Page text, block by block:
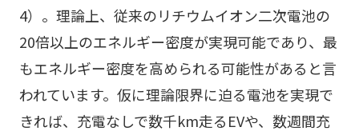
4）。理論上、従来のリチウムイオン二次電池の
20倍以上のエネルギー密度が実現可能であり、最
もエネルギー密度を高められる可能性があると言
われています。仮に理論限界に迫る電池を実現で
きれば、充電なしで数千km走るEVや、数週間充